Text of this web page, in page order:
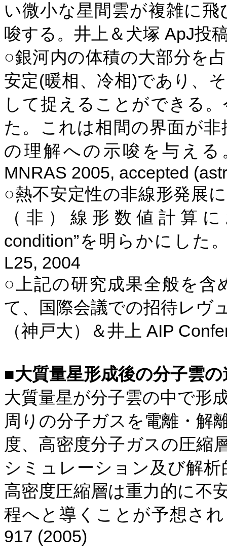
い微小な星間雲が複雑に
唆する。井上＆犬塚 ApJ投
○銀河内の体積の大部分を
安定(暖相、冷相)であり、
して捉えることができる
た。これは相間の界面が
の理解への示唆を与え
MNRAS 2005, accepted (
○熱不安定性の非線形発展
（非）線形数値計算
condition”を明らかにした
L25, 2004
○上記の研究成果全般を含
て、国際会議での招待レヴ
（神戸大）＆井上 AIP
■大質量星形成後の分子雲の
大質量星が分子雲の中で形
周りの分子ガスを電離・解
度、高密度分子ガスの圧縮
シミュレーション及び解
高密度圧縮層は重力的に不
程へと導くことが予想さ
917 (2005)